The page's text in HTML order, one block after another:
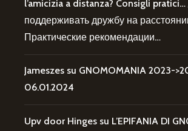
l’amicizia a distanza? Consigli pratici…
поддерживать дружбу на
Практические рекомендации…
Jameszes su GNOMOMANIA 2023-
06.01.2024
Upv door Hinges su L’EPIFANIA DI